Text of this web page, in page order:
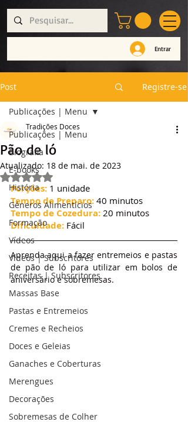
Entrar
Post Registre-se
Publicações | Menu
Biografia
E-books
História
Géneros Alimentícios
Formação
Vídeos
Vídeos | Subscritores
Receitas | Subscritores
Massas Base
Pastas e Entremeios
Cremes e Recheios
Doces e Geleias
Ganaches e Coberturas
Merengues
Decorações
Sobremesas de Colher
Publicações | Menu
Pão de ló
Tradições Doces
Atualizado: 18 de mai. de 2023
Avaliado com NaN de 5 estrelas.
Porções: 1 unidade
Tempo de Preparo: 40 minutos
Tempo de Cozedura: 20 minutos
Dificuldade: Fácil
Aprenda aqui a fazer entremeios e pastas
de pão de ló para utilizar em bolos de
aniversário e sobremesas.